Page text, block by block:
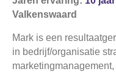
Valkenswaard
Mark is een
in bedrijf/organisatie